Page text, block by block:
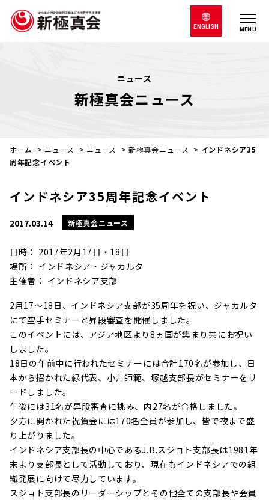
MENU
ENGLISH
ニュース
新極真会ニュース
ホーム > ニュース > ニュース >新極真会ニュース > インドネシア35
周年記念イベント
インドネシア35周年記念イベント
2017.03.14 新極真会ニュース
日時： 2017年2月17日・18日
場所： インドネシア・ジャカルタ
主催者： インドネシア支部
2月17～18日、インドネシア支部が35周年を祝い、ジャカルタ
にて空手セミナーと昇段審査を開催しました。
このイベントには、アジア地区より8ヵ国が集まり共にお祝い
しました。
18日の午前中に行われたセミナーには合計170名が参加し、日
本から招かれた緑代表、小井師範、塚越支部長がセミナーをリ
ードしました。
午後には31名が昇段審査に挑み、内27名が合格しました。
夕方に開かれた祝賀会には170名全員が参加し、皆で夜まで盛
り上がりました。
インドネシア支部長の中心であるJ.B.スジョト支部長は1981年
末より支部長として活動しており、現在もインドネシアでの組
織発展に向けて尽力しています。
スジョト支部長のリーダーシップとその他全ての支部長や会員